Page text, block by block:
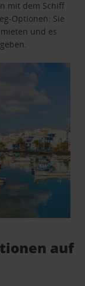
mit dem Schiff
Optionen: Sie
und es
auf